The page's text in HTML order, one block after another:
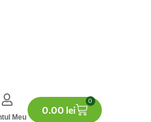
Meu
0.00 lei
0